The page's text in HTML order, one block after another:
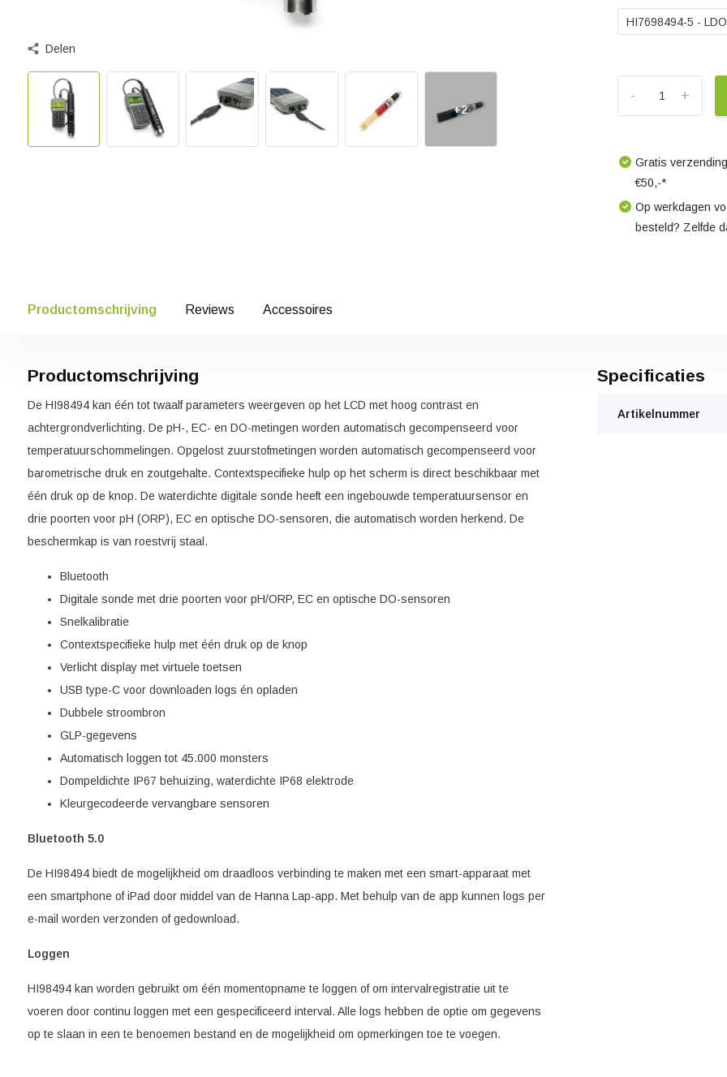
Delen
+2
HI7698494-5 -
+
-
Gratis
€50,-*
Op werkdagen
besteld? Zelfde
Productomschrijving Reviews Accessoires
Productomschrijving
De HI98494 kan één tot twaalf parameters weergeven op het LCD met hoog contrast en
achtergrondverlichting. De pH-, EC- en DO-metingen worden automatisch gecompenseerd voor
temperatuurschommelingen. Opgelost zuurstofmetingen worden automatisch gecompenseerd voor
barometrische druk en zoutgehalte. Contextspecifieke hulp op het scherm is direct beschikbaar met
één druk op de knop. De waterdichte digitale sonde heeft een ingebouwde temperatuursensor en
drie poorten voor pH (ORP), EC en optische DO-sensoren, die automatisch worden herkend. De
beschermkap is van roestvrij staal.
Bluetooth
Digitale sonde met drie poorten voor pH/ORP, EC en optische DO-sensoren
Snelkalibratie
Contextspecifieke hulp met één druk op de knop
Verlicht display met virtuele toetsen
USB type-C voor downloaden logs én opladen
Dubbele stroombron
GLP-gegevens
Automatisch loggen tot 45.000 monsters
Dompeldichte IP67 behuizing, waterdichte IP68 elektrode
Kleurgecodeerde vervangbare sensoren
Bluetooth 5.0
De HI98494 biedt de mogelijkheid om draadloos verbinding te maken met een smart-apparaat met
een smartphone of iPad door middel van de Hanna Lap-app. Met behulp van de app kunnen logs per
e-mail worden verzonden of gedownload.
Loggen
HI98494 kan worden gebruikt om één momentopname te loggen of om intervalregistratie uit te
voeren door continu loggen met een gespecificeerd interval. Alle logs hebben de optie om gegevens
op te slaan in een te benoemen bestand en de mogelijkheid om opmerkingen toe te voegen.
Specificaties
Artikelnummer